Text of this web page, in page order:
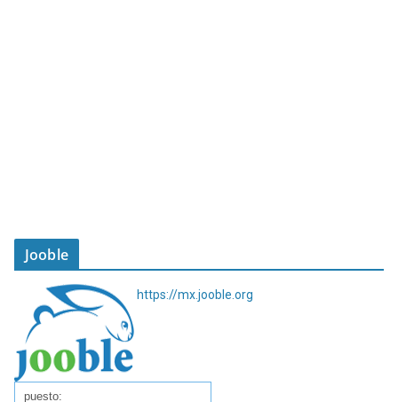
Jooble
https://mx.jooble.org
puesto: